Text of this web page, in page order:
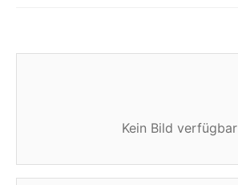
Kein Bild verfügbar